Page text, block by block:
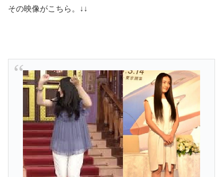
その映像がこちら。↓↓